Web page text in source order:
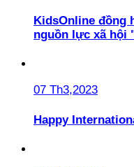
KidsOnline đồng
nguồn lực xã hội
07 Th3,2023
Happy